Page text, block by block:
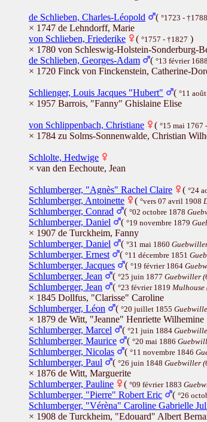
de Schlieben, Charles-Léopold ( °1723 - †1788
× 1747 de Lehndorff, Marie
von Schlieben, Friederike
( °1757 - †1827 )
× 1780 von Schleswig-Holstein-Sonderburg-
de Schlieben, Georges-Adam
( °13 février
× 1720 Finck von Finckenstein, Catherine-
Schlienger, Louis Jacques "Hubert" ( °11
× 1957 Barrois, "Fanny" Ghislaine Elise
von Schlippenbach, Christiane ( °15 mai 1767
× 1784 zu Solms-Sonnenwalde, Christian
Schlolte, Hedwige
× van den Eechoute, Jean
Schlumberger, "Agnès" Rachel Claire ( °24
Schlumberger, Antoinette
( °vers 07 avril 1908
Schlumberger, Conrad
( °02 octobre 1878
Schlumberger, Daniel
( °19 novembre 1879
× 1907 de Turckheim, Fanny
Schlumberger, Daniel
( °31 mai 1860
Schlumberger, Ernest
( °11 décembre 1851
Schlumberger, Jacques
( °19 février 1864
Schlumberger, Jean
( °25 juin 1877 Guebwiller
Schlumberger, Jean
( °23 février 1819 Mulhouse
× 1845 Dollfus, "Clarisse" Caroline
Schlumberger, Léon
( °20 juillet 1855
× 1879 de Witt, "Jeanne" Henriette Wilhemine
Schlumberger, Marcel
( °21 juin 1884
Schlumberger, Maurice
( °20 mai 1886
Schlumberger, Nicolas
( °11 novembre 1846
Schlumberger, Paul
( °26 juin 1848 Guebwiller
× 1876 de Witt, Marguerite
Schlumberger, Pauline
( °09 février 1883
Schlumberger, "Pierre" Robert Eric
( °26
Schlumberger, "Vérèna" Caroline Gabrielle
× 1908 de Turckheim, "Edouard" Albert